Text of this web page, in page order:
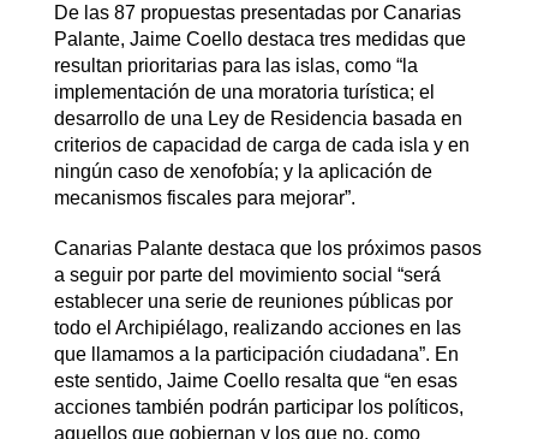
De las 87 propuestas presentadas por Canarias
Palante, Jaime Coello destaca tres medidas que
resultan prioritarias para las islas, como “la
implementación de una moratoria turística; el
desarrollo de una Ley de Residencia basada en
criterios de capacidad de carga de cada isla y en
ningún caso de xenofobía; y la aplicación de
mecanismos fiscales para mejorar”.
Canarias Palante destaca que los próximos pasos
a seguir por parte del movimiento social “será
establecer una serie de reuniones públicas por
todo el Archipiélago, realizando acciones en las
que llamamos a la participación ciudadana”. En
este sentido, Jaime Coello resalta que “en esas
acciones también podrán participar los políticos,
aquellos que gobiernan y los que no, como